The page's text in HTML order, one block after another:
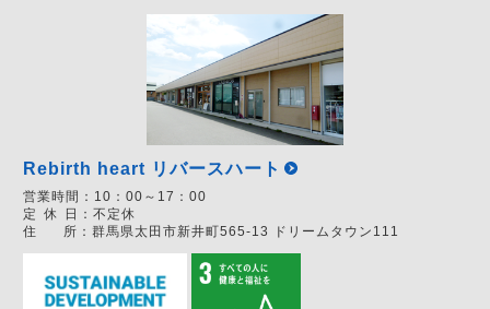
Rebirth heart リバースハート
営業時間： 10：00～17：00
定 休 日： 不定休
住
所： 群馬県太田市新井町565-13 ドリームタウン111